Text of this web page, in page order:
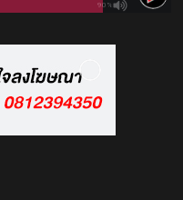
90%